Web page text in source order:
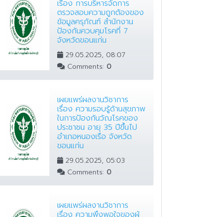
เรื่อง การบริหารจัดการ
ตรวจสอบความถูกต้องของ
ข้อมูลครุภัณฑ์ สำนักงาน
ป้องกันควบคุมโรคที่ 7
จังหวัดขอนแก่น
29.05.2025, 08:07
Comments: 0
เผยแพร่ผลงานวิชาการ
เรื่อง ความรอบรู้ด้านสุขภาพ
ในการป้องกันวัณโรคของ
ประชาชน อายุ 35 ปีขึ้นไป
อำเภอหนองเรือ จังหวัด
ขอนแก่น
29.05.2025, 05:03
Comments: 0
เผยแพร่ผลงานวิชาการ